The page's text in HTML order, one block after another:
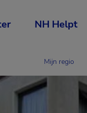
NH Helpt
Mijn regio